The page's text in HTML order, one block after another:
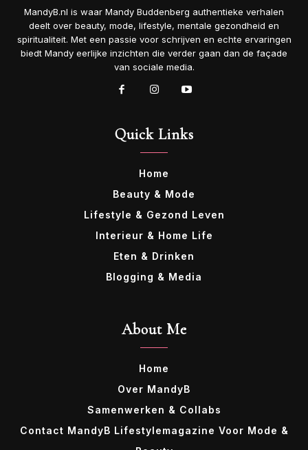
MandyB.nl is waar Mandy Buddenberg authentieke verhalen
deelt over beauty, mode, lifestyle, mentale gezondheid en
spiritualiteit. Met een passie voor schrijven en echte ervaringen
biedt Mandy eerlijke inzichten die verder gaan dan de façade
van sociale media.
Quick Links
Home
Beauty & Mode
Lifestyle & Gezond Leven
Interieur & Home Life
Eten & Drinken
Blogging & Media
About Me
Home
Over MandyB
Samenwerken & Collabs
Contact MandyB Lifestylemagazine Voor Mode &